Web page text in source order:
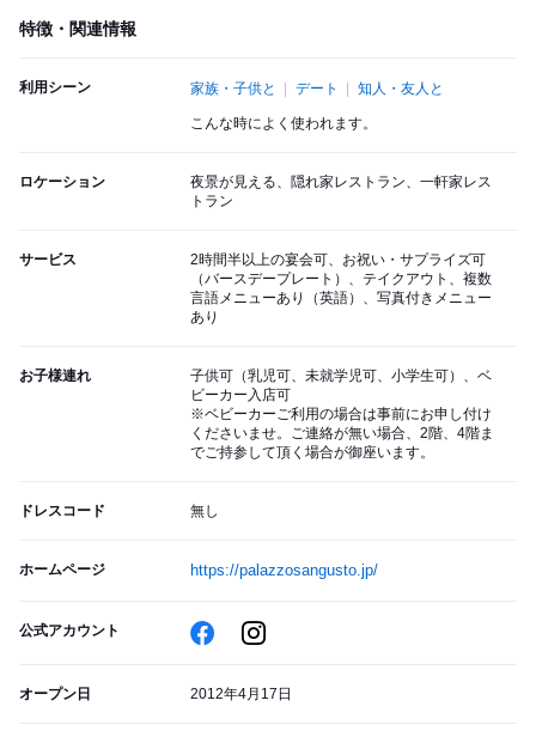
特徴・関連情報
利用シーン 家族・子供と デート 知人・友人と
こんな時によく使われます。
ロケーション
夜景が見える、隠れ家レストラン、一軒家レス
トラン
サービス
2時間半以上の宴会可、お祝い・サプライズ可
（バースデープレート）、テイクアウト、複数
言語メニューあり（英語）、写真付きメニュー
あり
お子様連れ
子供可（乳児可、未就学児可、小学生可）、ベ
ビーカー入店可
※ベビーカーご利用の場合は事前にお申し付け
くださいませ。ご連絡が無い場合、2階、4階ま
でご持参して頂く場合が御座います。
ドレスコード 無し
ホームページ https://palazzosangusto.jp/
公式アカウント
オープン日 2012年4月17日